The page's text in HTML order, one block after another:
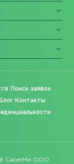
Поиск заявок
Блог Контакты
CaterMe ООО